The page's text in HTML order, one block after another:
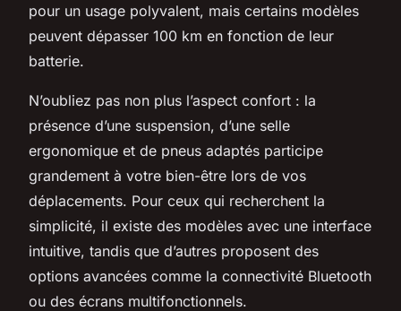
pour un usage polyvalent, mais certains modèles
peuvent dépasser 100 km en fonction de leur
batterie.
N’oubliez pas non plus l’aspect confort : la
présence d’une suspension, d’une selle
ergonomique et de pneus adaptés participe
grandement à votre bien-être lors de vos
déplacements. Pour ceux qui recherchent la
simplicité, il existe des modèles avec une interface
intuitive, tandis que d’autres proposent des
options avancées comme la connectivité Bluetooth
ou des écrans multifonctionnels.